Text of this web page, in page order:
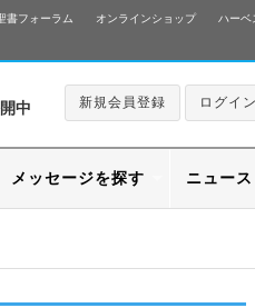
書フォーラム オンラインショップ ハーベ
中 新規会員登録 ログイン
メッセージを探す ニュース